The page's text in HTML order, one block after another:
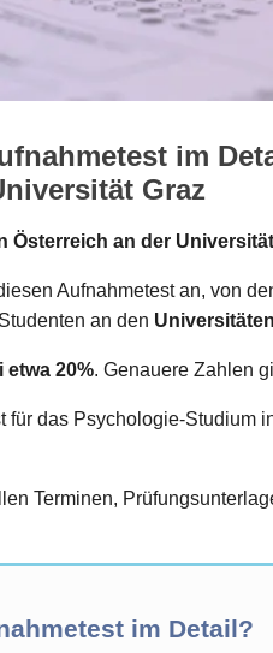
im
Graz
Österreich an der
Aufnahmetest an, von
an den
etwa 20%. Genauere Zahlen
für das Psychologie-Studium
Terminen,
im Detail?